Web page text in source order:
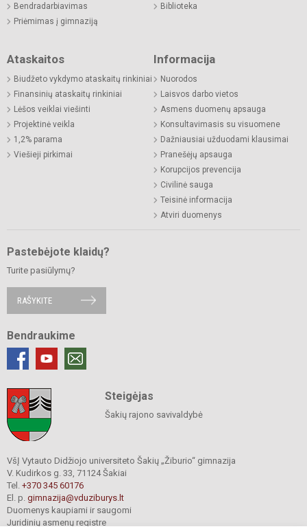
Bendradarbiavimas
Priėmimas į gimnaziją
Biblioteka
Ataskaitos
Biudžeto vykdymo ataskaitų rinkiniai
Finansinių ataskaitų rinkiniai
Lėšos veiklai viešinti
Projektinė veikla
1,2% parama
Viešieji pirkimai
Informacija
Nuorodos
Laisvos darbo vietos
Asmens duomenų apsauga
Konsultavimasis su visuomene
Dažniausiai užduodami klausimai
Pranešėjų apsauga
Korupcijos prevencija
Civilinė sauga
Teisinė informacija
Atviri duomenys
Pastebėjote klaidų?
Turite pasiūlymų?
RAŠYKITE
Bendraukime
Steigėjas
Šakių rajono savivaldybė
VšĮ Vytauto Didžiojo universiteto Šakių „Žiburio“ gimnazija
V. Kudirkos g. 33, 71124 Šakiai
Tel. +370 345 60176
El. p. gimnazija@vduziburys.lt
Duomenys kaupiami ir saugomi
Juridinių asmenų registre